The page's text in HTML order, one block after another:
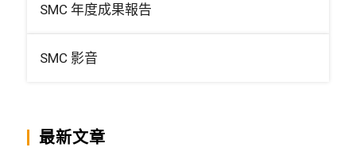
SMC 年度成果報告
SMC 影音
最新文章